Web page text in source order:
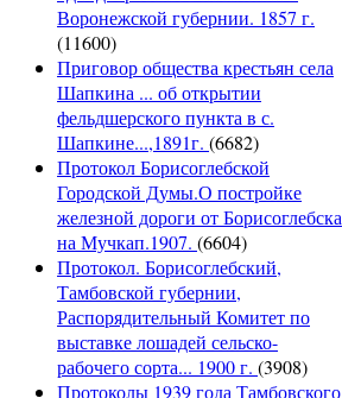
Воронежской губернии. 1857 г.
(11600)
Приговор общества крестьян села
Шапкина ... об открытии
фельдшерского пункта в с.
Шапкине...,1891г. (6682)
Протокол Борисоглебской
Городской Думы.О постройке
железной дороги от Борисоглебска
на Мучкап.1907. (6604)
Протокол. Борисоглебский,
Тамбовской губернии,
Распорядительный Комитет по
выставке лошадей сельско-
рабочего сорта... 1900 г. (3908)
Протоколы 1939 года Тамбовского